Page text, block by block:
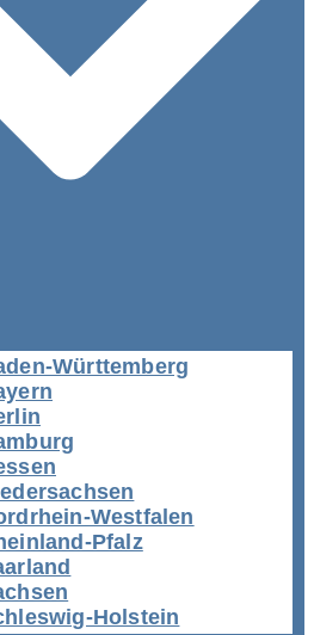
Württemberg
Westfalen
Pfalz
Holstein